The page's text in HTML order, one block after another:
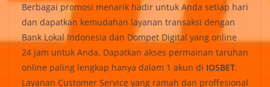
Berbagai promosi menarik hadir untuk Anda setiap hari
dan dapatkan kemudahan layanan transaksi dengan
Bank Lokal Indonesia dan Dompet Digital yang online
24 jam untuk Anda. Dapatkan akses permainan taruhan
online paling lengkap hanya dalam 1 akun di IOSBET.
Layanan Customer Service yang ramah dan proffesional